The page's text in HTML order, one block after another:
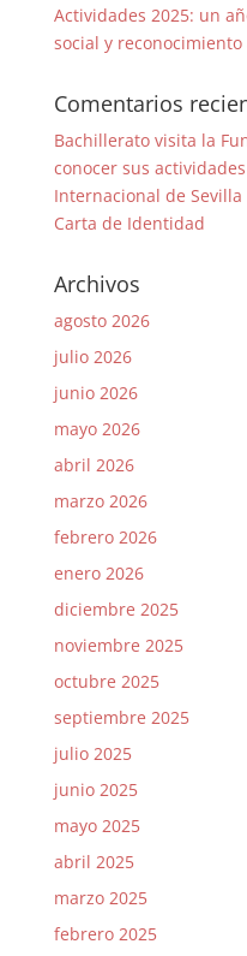
Actividades 2025: un
social y
Comentarios
Bachillerato visita la
conocer sus
Internacional de Sevilla
Carta de Identidad
Archivos
agosto 2026
julio 2026
junio 2026
mayo 2026
abril 2026
marzo 2026
febrero 2026
enero 2026
diciembre 2025
noviembre 2025
octubre 2025
septiembre 2025
julio 2025
junio 2025
mayo 2025
abril 2025
marzo 2025
febrero 2025